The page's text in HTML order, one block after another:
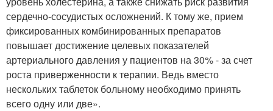
сердечно-сосудистых осложнений. К тому же, прием
фиксированных комбинированных препаратов
повышает достижение целевых показателей
артериального давления у пациентов на 30% - за счет
роста приверженности к терапии. Ведь вместо
нескольких таблеток больному необходимо принять
всего одну или две».